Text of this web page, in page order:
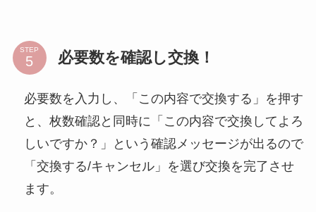
STEP 必要数を確認し交換！
必要数を入力し、「この内容で交換する」を押す
と、枚数確認と同時に「この内容で交換してよろ
しいですか？」という確認メッセージが出るので
「交換する/キャンセル」を選び交換を完了させ
ます。